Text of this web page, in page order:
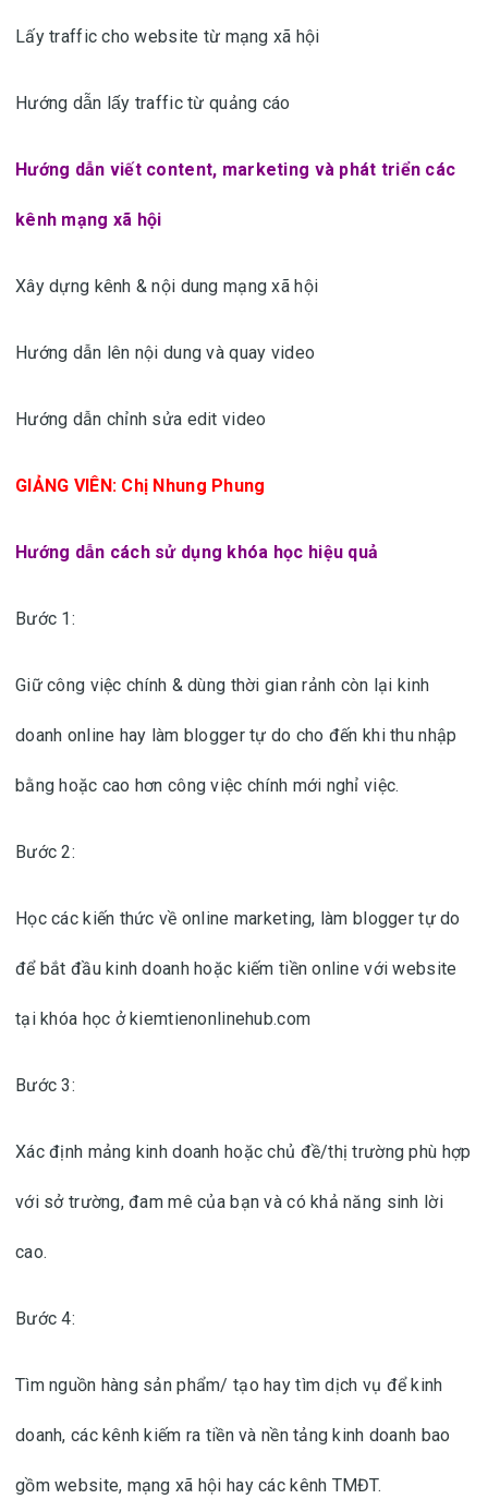
Lấy traffic cho website từ mạng xã hội
Hướng dẫn lấy traffic từ quảng cáo
Hướng dẫn viết content, marketing và phát triển các
kênh mạng xã hội
Xây dựng kênh & nội dung mạng xã hội
Hướng dẫn lên nội dung và quay video
Hướng dẫn chỉnh sửa edit video
GIẢNG VIÊN: Chị Nhung Phung
Hướng dẫn cách sử dụng khóa học hiệu quả
Bước 1:
Giữ công việc chính & dùng thời gian rảnh còn lại kinh
doanh online hay làm blogger tự do cho đến khi thu nhập
bằng hoặc cao hơn công việc chính mới nghỉ việc.
Bước 2:
Học các kiến thức về online marketing, làm blogger tự do
để bắt đầu kinh doanh hoặc kiếm tiền online với website
tại khóa học ở kiemtienonlinehub.com
Bước 3:
Xác định mảng kinh doanh hoặc chủ đề/thị trường phù hợp
với sở trường, đam mê của bạn và có khả năng sinh lời
cao.
Bước 4:
Tìm nguồn hàng sản phẩm/ tạo hay tìm dịch vụ để kinh
doanh, các kênh kiếm ra tiền và nền tảng kinh doanh bao
gồm website, mạng xã hội hay các kênh TMĐT.